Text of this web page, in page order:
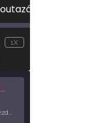
1X
Az UNICEF Magyarország jótékonysági kezdeményezése izgalmas, egész éves világkörüli ízutazásra hív, igazi családi program és gasztroedukáció, illetve segítség a rászorulóknak is egyben.